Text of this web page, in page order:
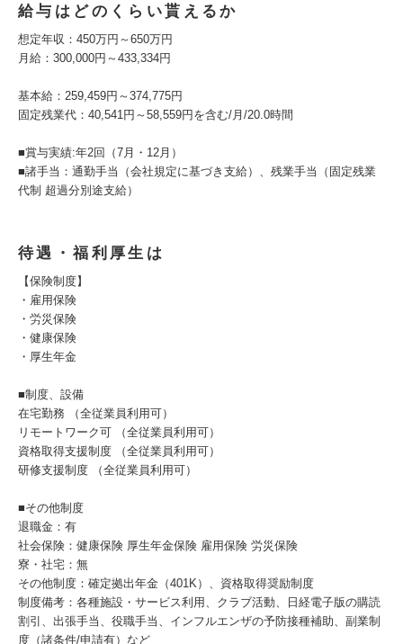
給与はどのくらい貰えるか
想定年収：450万円～650万円
月給：300,000円～433,334円
基本給：259,459円～374,775円
固定残業代：40,541円～58,559円を含む/月/20.0時間
■賞与実績:年2回（7月・12月）
■諸手当：通勤手当（会社規定に基づき支給）、残業手当（固定残業
代制 超過分別途支給）
待遇・福利厚生は
【保険制度】
・雇用保険
・労災保険
・健康保険
・厚生年金
■制度、設備
在宅勤務 （全従業員利用可）
リモートワーク可 （全従業員利用可）
資格取得支援制度 （全従業員利用可）
研修支援制度 （全従業員利用可）
■その他制度
退職金：有
社会保険：健康保険 厚生年金保険 雇用保険 労災保険
寮・社宅：無
その他制度：確定拠出年金（401K）、資格取得奨励制度
制度備考：各種施設・サービス利用、クラブ活動、日経電子版の購読
割引、出張手当、役職手当、インフルエンザの予防接種補助、副業制
度（諸条件/申請有）など